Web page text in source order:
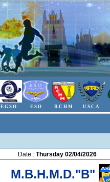
E.G.S.O E.S.O R.C.H.M U.S.C.A
Date : Thursday 02/04/2026
M.B.H.M.D."B"